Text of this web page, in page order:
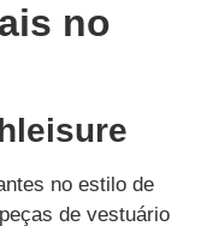
no
no estilo de
de vestuário